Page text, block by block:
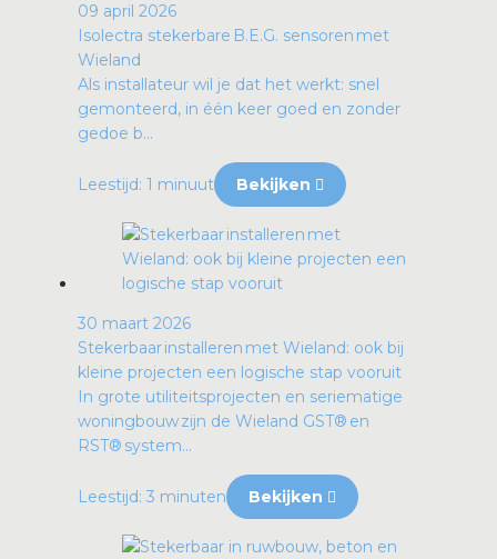
09 april 2026
Isolectra stekerbare B.E.G. sensoren met
Wieland
Als installateur wil je dat het werkt: snel
gemonteerd, in één keer goed en zonder
gedoe b...
Leestijd: 1 minuut Bekijken
30 maart 2026
Stekerbaar installeren met Wieland: ook bij
kleine projecten een logische stap vooruit
In grote utiliteitsprojecten en seriematige
woningbouw zijn de Wieland GST® en
RST® system...
Leestijd: 3 minuten Bekijken